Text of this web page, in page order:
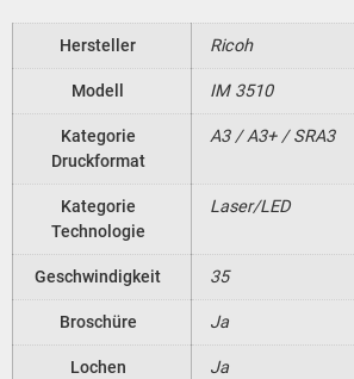
Hersteller Ricoh
Modell IM 3510
Kategorie
Druckformat
A3 / A3+ / SRA3
Kategorie
Technologie
Laser/LED
Geschwindigkeit 35
Broschüre Ja
Lochen Ja